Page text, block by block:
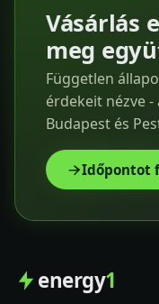
Vásárlás
meg
Független
érdekeit nézve
Budapest és
Időpontot
energy1